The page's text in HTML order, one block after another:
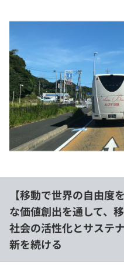
インターン
新卒エージェント
イベント・セミナー
インタビュー
就活成功ガイド
4択課題
ナレッジ
リファレンス
法人向けプラン
学校向けプラン
プログラミング言語
SQL
評価結果一覧
再チャレンジ結果一覧
ゲーム・マンガ
メディア
Tech Team Journal
paiza times
note
paizaとは？
【移動で世界の自由
な価値創出を通して、
社会の活性化とサステ
新を続ける